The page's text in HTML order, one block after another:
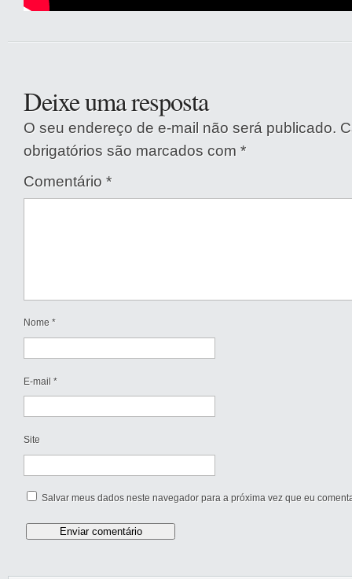
Deixe uma resposta
O seu endereço de e-mail não será publicado.
obrigatórios são marcados com *
Comentário *
Nome *
E-mail *
Site
Salvar meus dados neste navegador para a próxima vez que eu